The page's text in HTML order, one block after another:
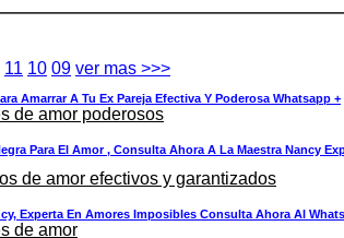
11 10 09 ver mas >>>
Amarrar A Tu Ex Pareja Efectiva Y Poderosa Whatsapp +
de amor poderosos
Para El Amor , Consulta Ahora A La Maestra Nancy
de amor efectivos y garantizados
Experta En Amores Imposibles Consulta Ahora Al
de amor